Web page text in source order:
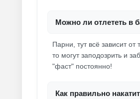
Можно ли отлететь в
Парни, тут всё зависит
то могут заподозрить и
"фаст" постоянно!
Как правильно